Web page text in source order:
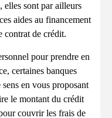
elles sont par ailleurs
aides au financement
contrat de crédit.
pour prendre en
certaines banques
en vous proposant
le montant du crédit
couvrir les frais de